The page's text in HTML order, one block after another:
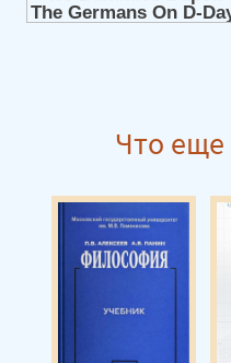
Главный учебник HR в мире 14
Главный учебник HR в мире 17
Главный учебник HR в мире 19
Главный учебник HR в мире 20
Что еще